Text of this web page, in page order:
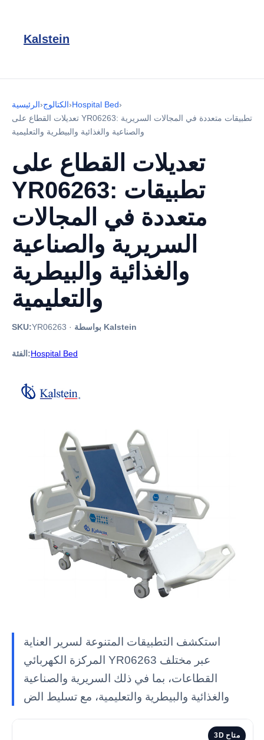
Kalstein
الرئيسية›الكتالوج›Hospital Bed›
تعديلات القطاع على YR06263: تطبيقات متعددة في المجالات السريرية
والصناعية والغذائية والبيطرية والتعليمية
تعديلات القطاع على
YR06263: تطبيقات
متعددة في المجالات
السريرية والصناعية
والغذائية والبيطرية
والتعليمية
SKU:YR06263 · بواسطة Kalstein
الفئة:Hospital Bed
استكشف التطبيقات المتنوعة لسرير العناية
المركزة الكهربائي YR06263 عبر مختلف
القطاعات، بما في ذلك السريرية والصناعية
والغذائية والبيطرية والتعليمية، مع تسليط الض
3D متاح